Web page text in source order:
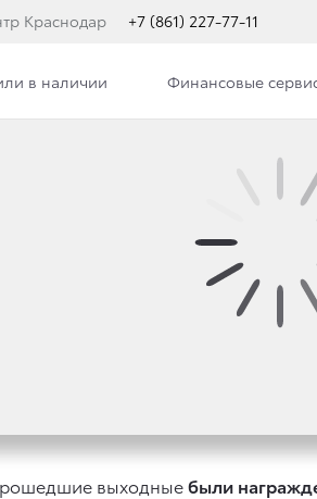
Краснодар +7 (861) 227-77-11
в наличии Финансовые
ФИНАЛ!
выходныебыли